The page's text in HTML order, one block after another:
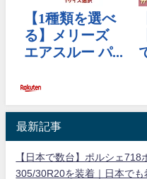
最新記事
【日本で数台】ポルシェ718
305/30R20を装着｜日本でも